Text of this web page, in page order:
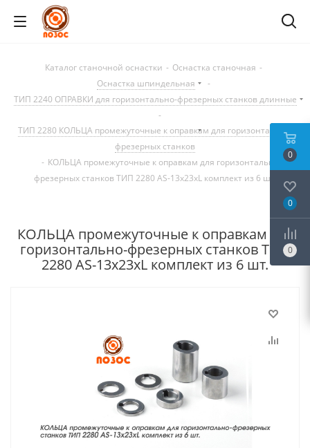
Каталог станочной оснастки - Оснастка станочная -
Оснастка шпиндельная
-
ТИП 2240 ОПРАВКИ для горизонтально-фрезерных станков длинные
-
ТИП 2280 КОЛЬЦА промежуточные к оправкам для горизонтально-
фрезерных станков
- КОЛЬЦА промежуточные к оправкам для горизонтально-
фрезерных станков ТИП 2280 AS-13x23xL комплект из 6 шт.
КОЛЬЦА промежуточные к оправкам для
горизонтально-фрезерных станков ТИП
2280 AS-13x23xL комплект из 6 шт.
0
0
0